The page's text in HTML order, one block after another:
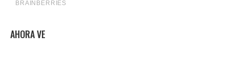
AHORA VE